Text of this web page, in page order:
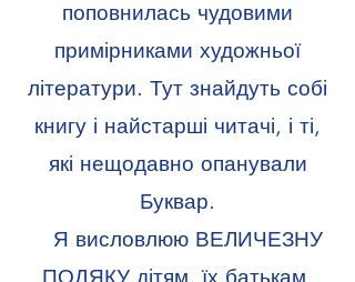
поповнилась чудовими
примірниками художньої
літератури. Тут знайдуть собі
книгу і найстарші читачі, і ті,
які нещодавно опанували
Буквар.
Я висловлюю ВЕЛИЧЕЗНУ